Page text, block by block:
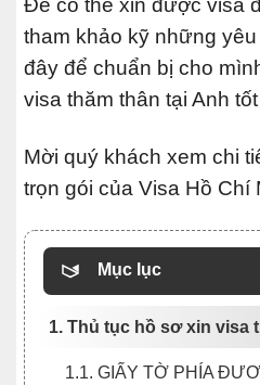
tham khảo kỹ những
đây để chuẩn bị cho
visa thăm thân tại Anh
Mời quý khách xem chi
trọn gói của Visa Hồ Chí
Mục lục
1. Thủ tục hồ sơ xin visa
1.1. GIẤY TỜ PHÍA